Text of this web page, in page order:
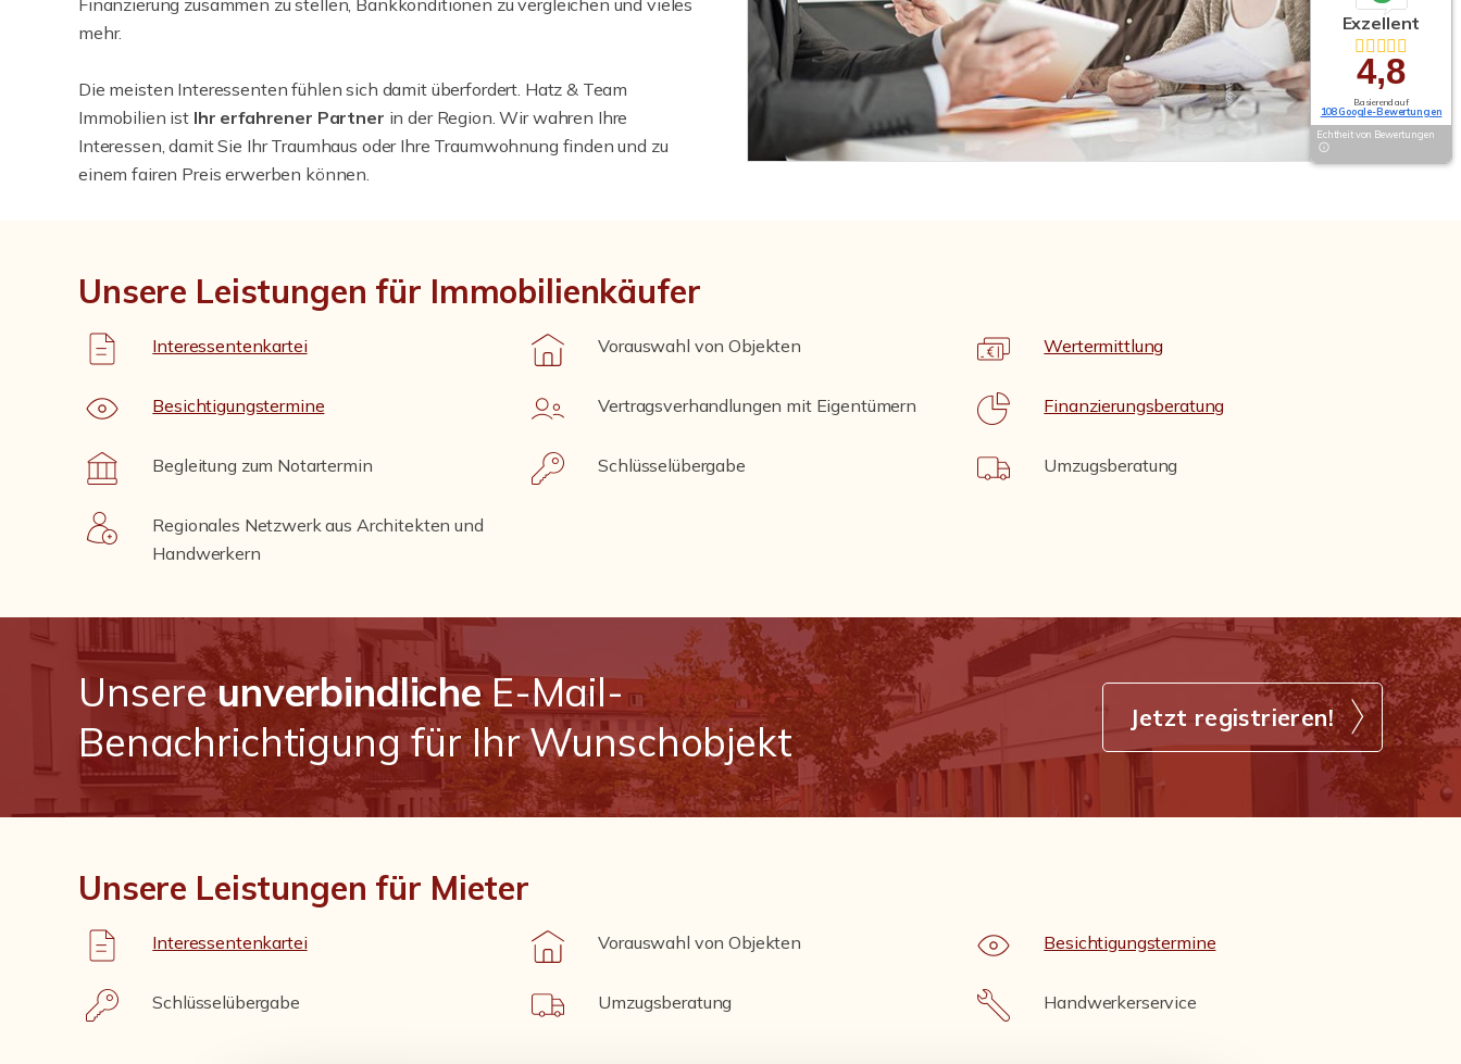
Finanzierung zusammen zu stellen, Bankkonditionen zu vergleichen und vieles
mehr.
Die meisten Interessenten fühlen sich damit überfordert. Hatz & Team
Immobilien ist Ihr erfahrener Partner in der Region. Wir wahren Ihre
Interessen, damit Sie Ihr Traumhaus oder Ihre Traumwohnung finden und zu
einem fairen Preis erwerben können.
Unsere Leistungen für Immobilienkäufer
Interessentenkartei Vorauswahl von Objekten Wertermittlung
Besichtigungstermine Vertragsverhandlungen mit Eigentümern Finanzierungsberatung
Begleitung zum Notartermin Schlüsselübergabe Umzugsberatung
Regionales Netzwerk aus Architekten und
Handwerkern
UnsereunverbindlicheE-Mail-
Benachrichtigung für Ihr Wunschobjekt
Jetzt registrieren!
Unsere Leistungen für Mieter
Interessentenkartei Vorauswahl von Objekten Besichtigungstermine
Schlüsselübergabe Umzugsberatung Handwerkerservice
Exzellent
4,8
Basierend auf
108 Google-Bewertungen
Echtheit von Bewertungen